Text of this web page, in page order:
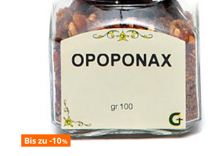
Bis zu -10%